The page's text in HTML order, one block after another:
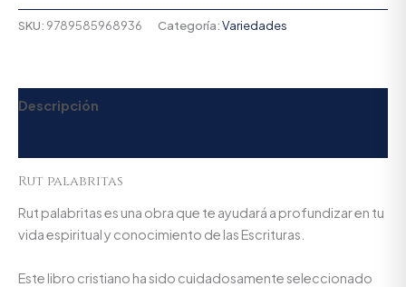
SKU: 9789585968936 Categoría:Variedades
Descripción
Rut palabritas
Rut palabritas es una obra que te ayudará a profundizar en tu
vida espiritual y conocimiento de las Escrituras.
Este libro cristiano ha sido cuidadosamente seleccionado